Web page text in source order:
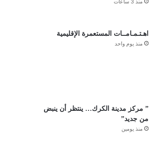
منذ 3 ساعات
اهـتـمـامــات المستعمرة الإقليمية
منذ يوم واحد
” مركز مدينة الكرك… ينتظر أن ينبض
من جديد”
منذ يومين